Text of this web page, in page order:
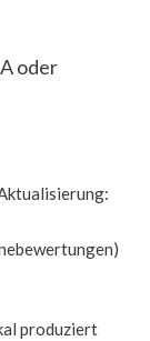
oder
)
produziert